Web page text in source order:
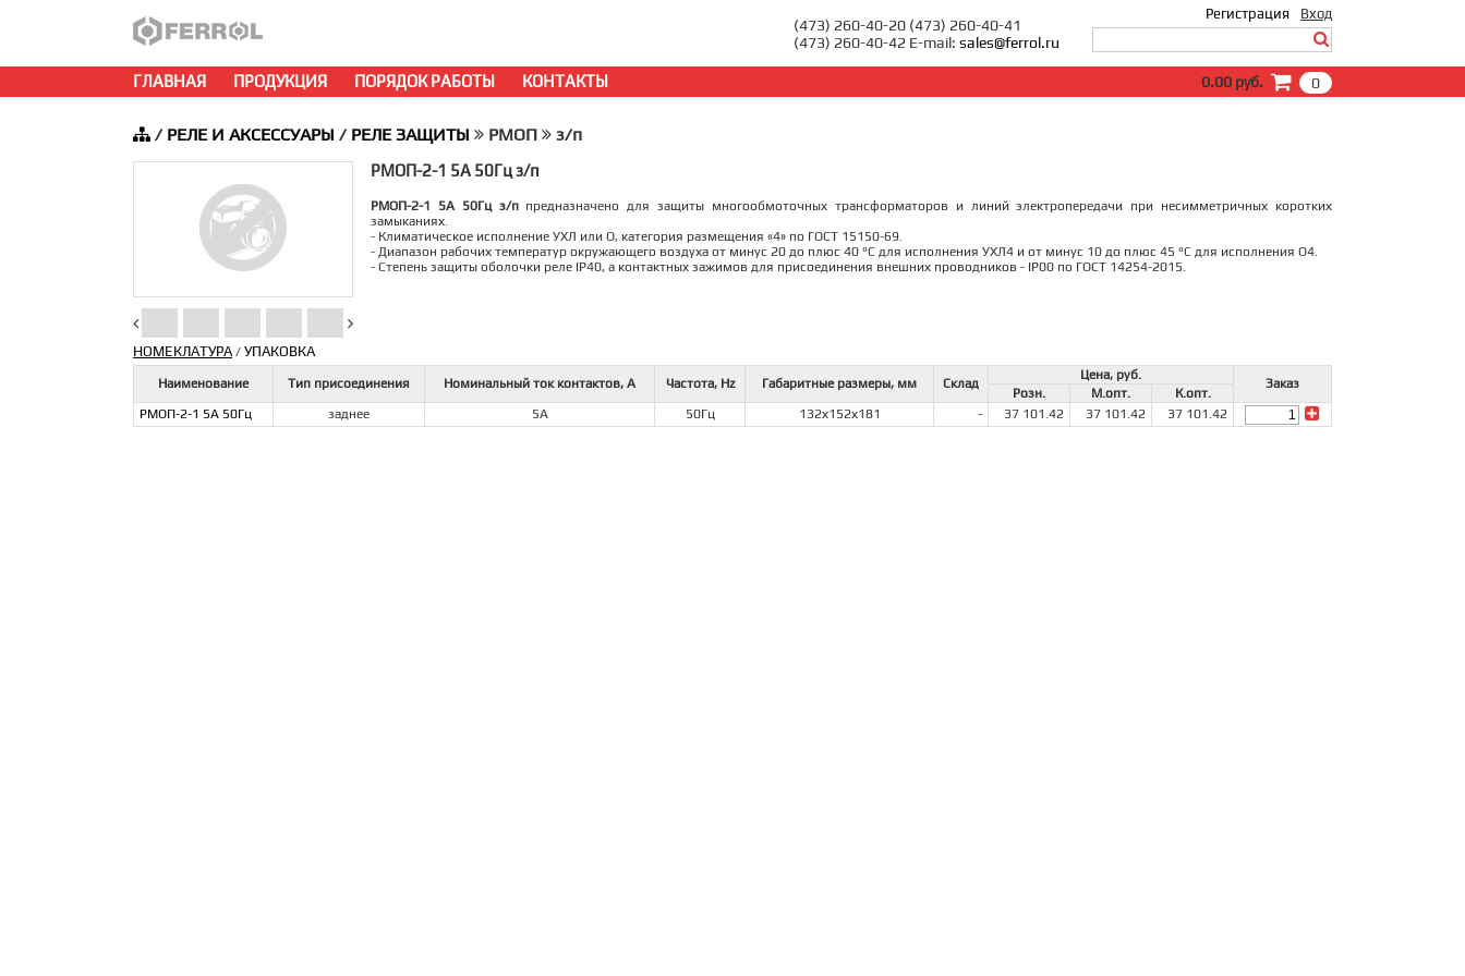
Вход
Забыли пароль?
Регистрация
(473) 260-40-20 (473) 260-40-41
(473) 260-40-42 E-mail: sales@ferrol.ru
ГЛАВНАЯ ПРОДУКЦИЯ ПОРЯДОК РАБОТЫ КОНТАКТЫ 0
0.00 руб.
/ РЕЛЕ И АКСЕССУАРЫ / РЕЛЕ ЗАЩИТЫ РМОП з/п
РМОП-2-1 5А 50Гц з/п
РМОП-2-1 5А 50Гц з/ппредназначено для защиты многообмоточных трансформаторов и линий электропередачи при несимметричных коротких
замыканиях.
- Климатическое исполнение УХЛ или О, категория размещения «4» по ГОСТ 15150-69.
- Диапазон рабочих температур окружающего воздуха от минус 20 до плюс 40 °С для исполнения УХЛ4 и от минус 10 до плюс 45 °С для исполнения О4.
- Степень защиты оболочки реле IP40, а контактных зажимов для присоединения внешних проводников - IP00 по ГОСТ 14254-2015.
НОМЕКЛАТУРА/ УПАКОВКА
Наименование Тип присоединения Номинальный ток контактов, А Частота, Hz Габаритные размеры, мм Склад
Цена, руб.
Заказ
Розн. М.опт.
К.опт.
РМОП-2-1 5А 50Гц
заднее 5А 50Гц 132х152х181 - 37 101.42 37 101.42 37 101.42